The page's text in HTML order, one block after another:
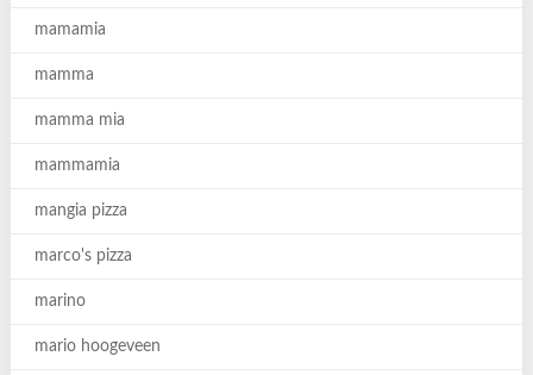
mamamia
mamma
mamma mia
mammamia
mangia pizza
marco's pizza
marino
mario hoogeveen